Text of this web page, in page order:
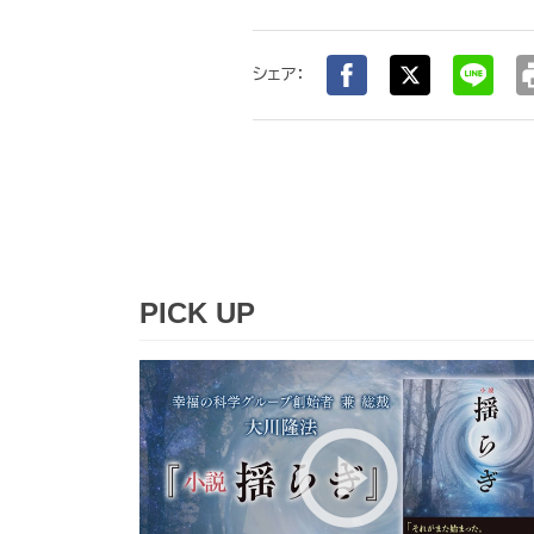
シェア：
PICK UP